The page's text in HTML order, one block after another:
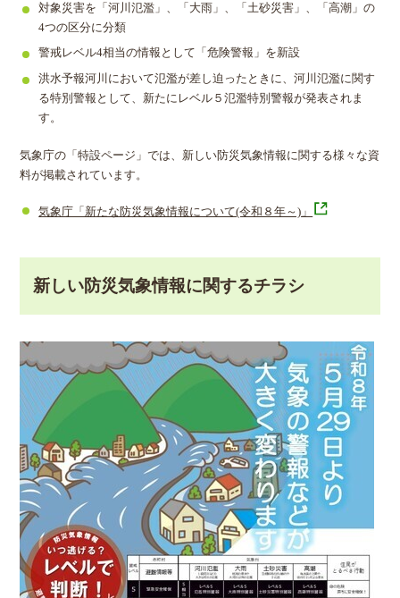
対象災害を「河川氾濫」、「大雨」、「土砂災害」、「高潮」の
4つの区分に分類
警戒レベル4相当の情報として「危険警報」を新設
洪水予報河川において氾濫が差し迫ったときに、河川氾濫に関す
る特別警報として、新たにレベル５氾濫特別警報が発表されま
す。
気象庁の「特設ページ」では、新しい防災気象情報に関する様々な資
料が掲載されています。
気象庁「新たな防災気象情報について(令和８年～)」
新しい防災気象情報に関するチラシ